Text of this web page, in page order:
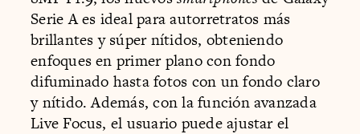
Serie A es ideal para autorretratos más
brillantes y súper nítidos, obteniendo
enfoques en primer plano con fondo
difuminado hasta fotos con un fondo claro
y nítido. Además, con la función avanzada
Live Focus, el usuario puede ajustar el